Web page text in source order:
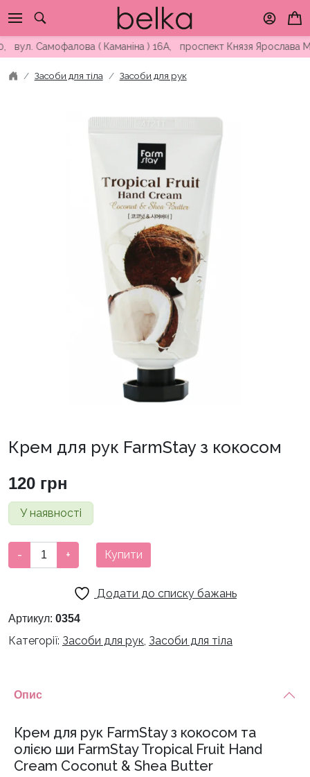
to
content
( Каманіна ) 16А, проспект Князя Ярослава
Засоби для тіла Засоби для рук
Крем для рук FarmStay з кокосом
120 грн
У наявності
для
з
кількість
- + Купити
Додати до списку бажань
Артикул: 0354
Категорії: Засоби для рук, Засоби для тіла
Опис
Крем для рук FarmStay з кокосом та
олією ши FarmStay Tropical Fruit Hand
Cream Coconut & Shea Butter